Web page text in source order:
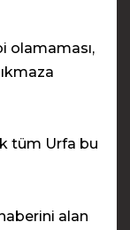
olamaması,
tüm Urfa bu
alan